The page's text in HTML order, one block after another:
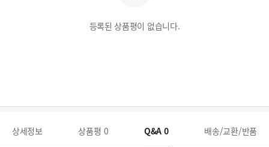
등록된 상품평이 없습니다.
상세정보 상품평 0 Q&A 0 배송/교환/반품